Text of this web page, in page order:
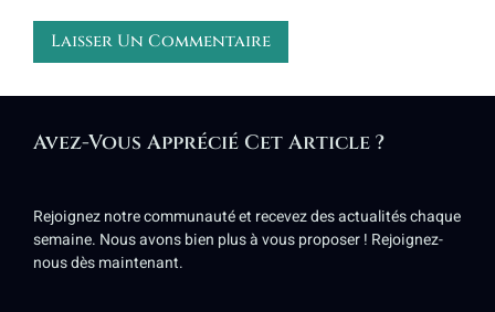
Alternative:
Avez-Vous Apprécié Cet Article ?
Rejoignez notre communauté et recevez des actualités chaque
semaine. Nous avons bien plus à vous proposer ! Rejoignez-
nous dès maintenant.